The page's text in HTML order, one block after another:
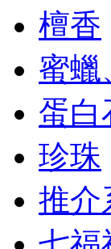
檀香
蜜蠟
蛋白
珍珠
推介